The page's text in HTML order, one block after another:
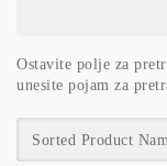
Ostavite polje za
unesite pojam za
Sorted Product